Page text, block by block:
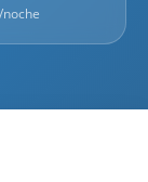
noche